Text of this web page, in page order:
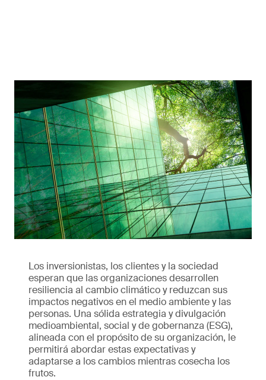
Los inversionistas, los clientes y la sociedad
esperan que las organizaciones desarrollen
resiliencia al cambio climático y reduzcan sus
impactos negativos en el medio ambiente y las
personas. Una sólida estrategia y divulgación
medioambiental, social y de gobernanza (ESG),
alineada con el propósito de su organización, le
permitirá abordar estas expectativas y
adaptarse a los cambios mientras cosecha los
frutos.